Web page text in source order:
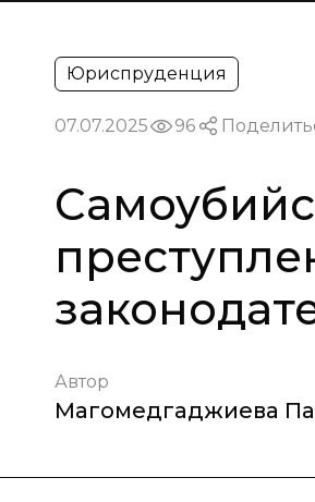
Юриспруденция
07.07.2025 96
Автор
Магомедгаджиева